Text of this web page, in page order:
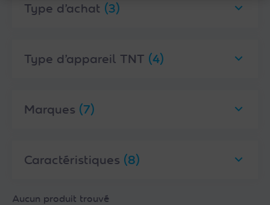
Type d’achat (3)
Type d’appareil TNT (4)
Marques (7)
Caractéristiques (8)
Aucun produit trouvé